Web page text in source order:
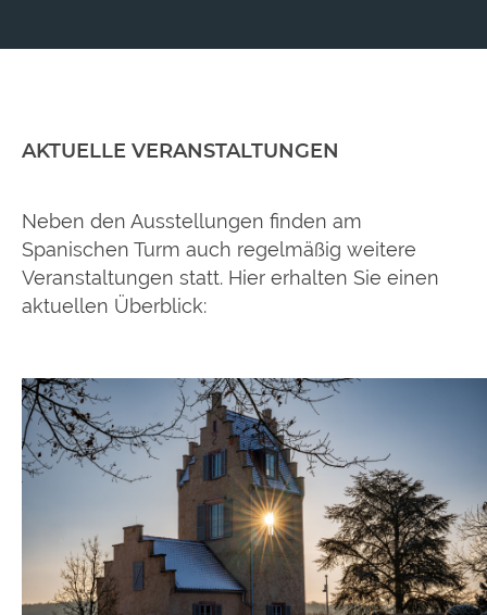
AKTUELLE VERANSTALTUNGEN
Neben den Ausstellungen finden am
Spanischen Turm auch regelmäßig weitere
Veranstaltungen statt. Hier erhalten Sie einen
aktuellen Überblick: